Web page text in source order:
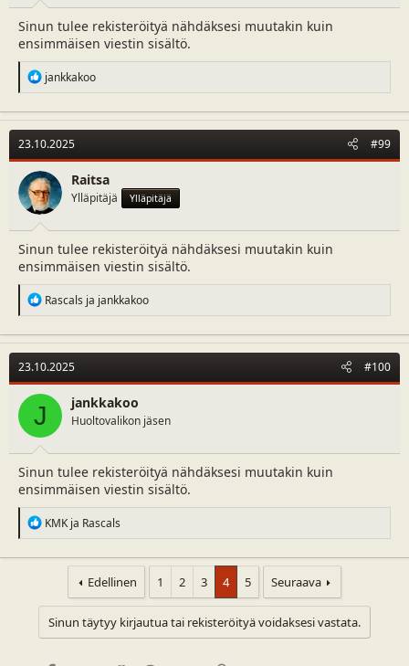
Sinun tulee rekisteröityä nähdäksesi muutakin kuin
ensimmäisen viestin sisältö.
R
e
c
t
i
o
n
s
:
jankkakoo
23.10.2025 #99
Raitsa
Ylläpitäjä Ylläpitäjä
Sinun tulee rekisteröityä nähdäksesi muutakin kuin
ensimmäisen viestin sisältö.
R
e
c
t
i
o
n
Rascals ja jankkakoo
23.10.2025 #100
J jankkakoo
Huoltovalikon jäsen
Sinun tulee rekisteröityä nähdäksesi muutakin kuin
ensimmäisen viestin sisältö.
R
e
o
n
s
KMKja Rascals
Edellinen 1 2 3 4 5 Seuraava
Sinun täytyy kirjautua tai rekisteröityä voidaksesi vastata.